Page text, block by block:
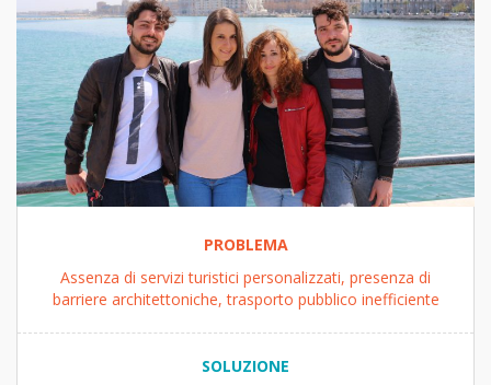
PROBLEMA
Assenza di servizi turistici personalizzati, presenza di
barriere architettoniche, trasporto pubblico inefficiente
SOLUZIONE